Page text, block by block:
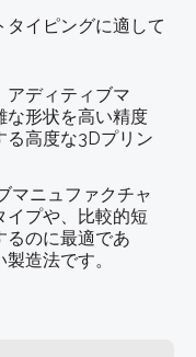
イピングに適して
アディティブマ
な形状を高い精度
る高度な3Dプリン
マニュファクチャ
イプや、比較的短
るのに最適であ
造法です。